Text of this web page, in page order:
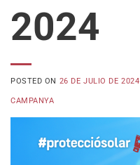
2024
POSTED ON 26 DE JULIO DE 2024
CAMPANYA